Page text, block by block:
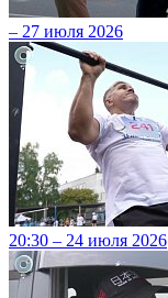
– 27 июля 2026
20:30 – 24 июля 2026